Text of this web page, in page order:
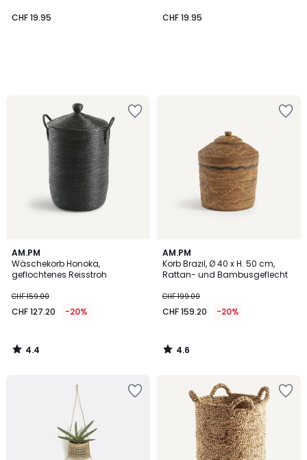
Baumwolle
CHF 19.95
CHF 19.95
AM.PM
Wäschekorb Honoka,
geflochtenes Reisstroh
CHF 159.00
CHF 127.20 -20%
4.4
/ 5
4.4
/
AM.PM
Korb Brazil, Ø 40 x H. 50 cm,
Rattan- und Bambusgeflecht
CHF 199.00
CHF 159.20 -20%
4.6
/ 5
4.6
/